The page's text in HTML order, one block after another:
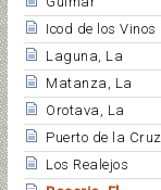
Icod de los Vinos
Laguna, La
Matanza, La
Orotava, La
Puerto de la Cruz
Los Realejos